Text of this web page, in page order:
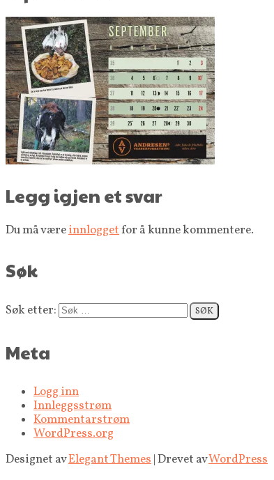
Legg igjen et svar
Du må væreinnloggetfor å kunne kommentere.
Søk
Søk etter:
Meta
Logg inn
Innleggsstrøm
Kommentarstrøm
WordPress.org
Designet avElegant Themes | Drevet avWordPress